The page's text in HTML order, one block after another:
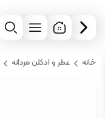
خانه عطر و ادکلن مردانه